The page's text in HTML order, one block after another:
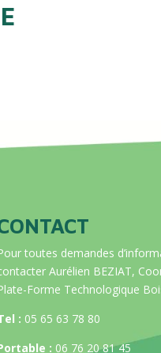
toutes demandes
Aurélien BEZIAT,
Forme Technologique
: 05 65 63 78 80
: 06 76 20 81 45